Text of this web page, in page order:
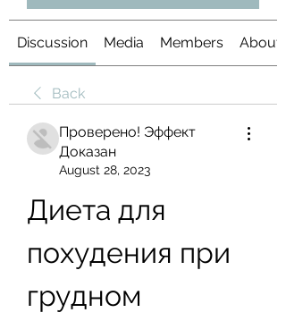
Discussion Media Members About
Back
Проверено! Эффект
Доказан
August 28, 2023
Диета для
похудения при
грудном